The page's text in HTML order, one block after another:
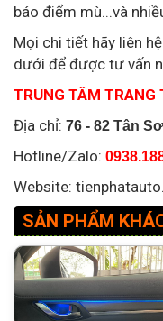
báo điểm mù...và
Mọi chi tiết hãy liên
dưới để được tư vấn
TRUNG TÂM TRANG
Địa chỉ: 76 - 82 Tân
Hotline/Zalo:
Website:
SẢN PHẨM